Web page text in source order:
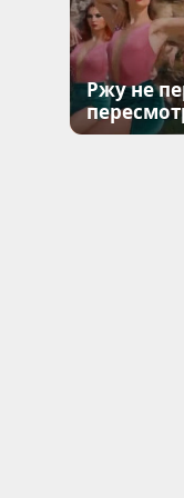
Ржу не